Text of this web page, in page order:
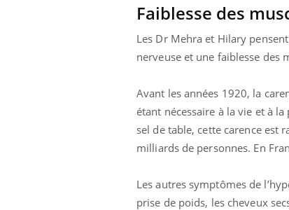
Faiblesse des
Les Dr Mehra et Hilary
nerveuse et une faiblesse des
Avant les années 1920, la
étant nécessaire à la vie et à
sel de table, cette carence est
milliards de personnes. En
Les autres symptômes de
prise de poids, les cheveux